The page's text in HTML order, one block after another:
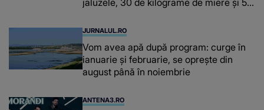
jaluzele, 30 de kilograme de miere și 50
JURNALUL.RO
Vom avea apă după program: curge în
ianuarie și februarie, se oprește din
august până în noiembrie
ANTENA3.RO